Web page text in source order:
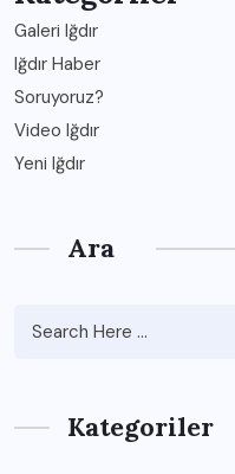
Galeri Iğdır
Iğdır Haber
Soruyoruz?
Video Iğdır
Yeni Iğdır
Ara
Kategoriler